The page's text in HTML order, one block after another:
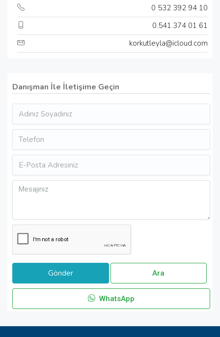
0 532 392 94 10
0.541.374 01 61
korkutleyla@icloud.com
Danışman İle İletişime Geçin
Ara
WhatsApp